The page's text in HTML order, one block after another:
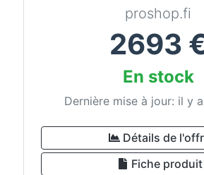
proshop.fi
2693
En stock
Dernière mise à jour: il y
Détails de
Fiche produit